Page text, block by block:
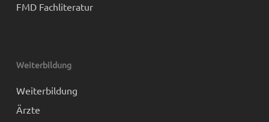
FMD Fachliteratur
Weiterbildung
Weiterbildung
Ärzte